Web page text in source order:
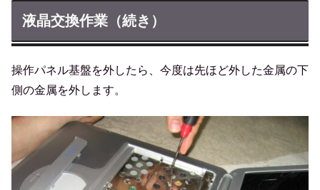
液晶交換作業（続き）
操作パネル基盤を外したら、今度は先ほど外した金属の下
側の金属を外します。